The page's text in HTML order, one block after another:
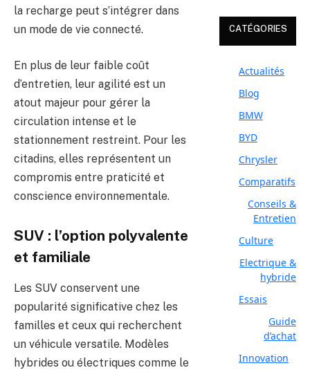
la recharge peut s’intégrer dans
un mode de vie connecté.
En plus de leur faible coût
d’entretien, leur agilité est un
atout majeur pour gérer la
circulation intense et le
stationnement restreint. Pour les
citadins, elles représentent un
compromis entre praticité et
conscience environnementale.
SUV : l’option polyvalente
et familiale
Les SUV conservent une
popularité significative chez les
familles et ceux qui recherchent
un véhicule versatile. Modèles
hybrides ou électriques comme le
CATÉGORIES
Actualités
Blog
BMW
BYD
Chrysler
Comparatifs
Conseils &
Entretien
Culture
Electrique &
hybride
Essais
Guide
d’achat
Innovation